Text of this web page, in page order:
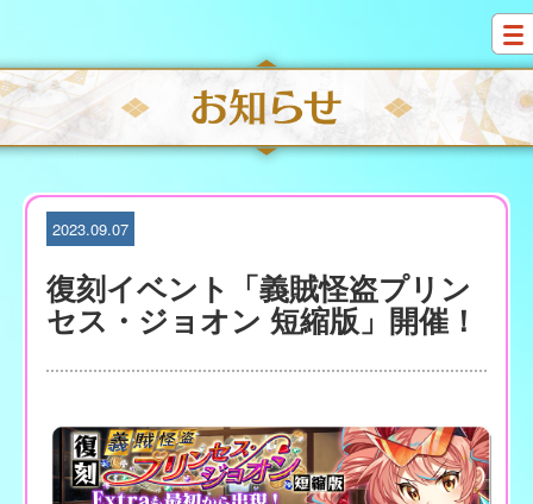
i
p
t
o
c
2023.09.07
復刻イベント「義賊怪盗プリン
セス・ジョオン 短縮版」開催！